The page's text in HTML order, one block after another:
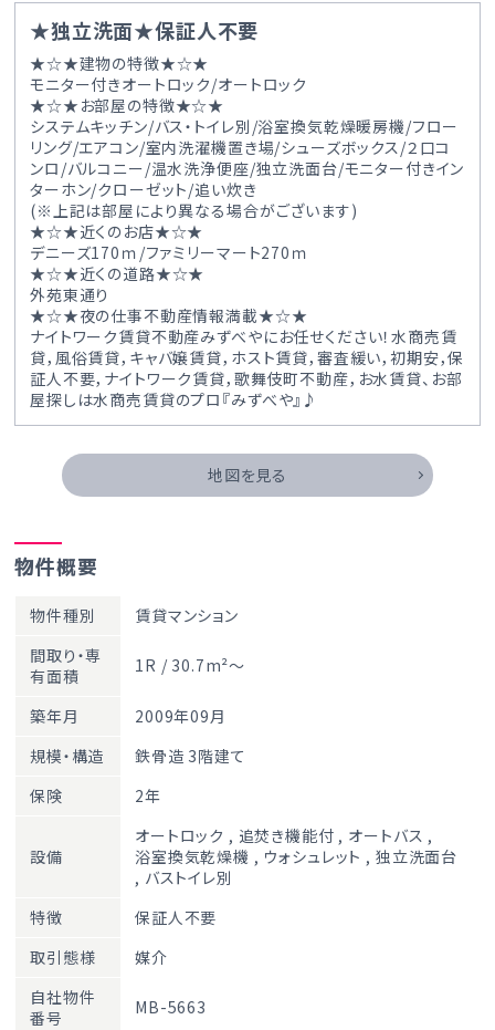
★独立洗面★保証人不要
★☆★建物の特徴★☆★
モニター付きオートロック/オートロック
★☆★お部屋の特徴★☆★
システムキッチン/バス・トイレ別/浴室換気乾燥暖房機/フロー
リング/エアコン/室内洗濯機置き場/シューズボックス/２口コ
ンロ/バルコニー/温水洗浄便座/独立洗面台/モニター付きイン
ターホン/クローゼット/追い炊き
(※上記は部屋により異なる場合がございます)
★☆★近くのお店★☆★
デニーズ170ｍ/ファミリーマート270ｍ
★☆★近くの道路★☆★
外苑東通り
★☆★夜の仕事不動産情報満載★☆★
ナイトワーク賃貸不動産みずべやにお任せください！水商売賃
貸，風俗賃貸，キャバ嬢賃貸，ホスト賃貸，審査緩い，初期安，保
証人不要，ナイトワーク賃貸，歌舞伎町不動産，お水賃貸、お部
屋探しは水商売賃貸のプロ『みずべや』♪
地図を見る
物件概要
物件種別
賃貸マンション
間取り・専
有面積
1R / 30.7m²～
築年月
2009年09月
規模・構造
鉄骨造 3階建て
保険
2年
設備
オートロック , 追焚き機能付 , オートバス ,
浴室換気乾燥機 , ウォシュレット , 独立洗面台
, バストイレ別
特徴
保証人不要
取引態様
媒介
自社物件
番号
MB-5663